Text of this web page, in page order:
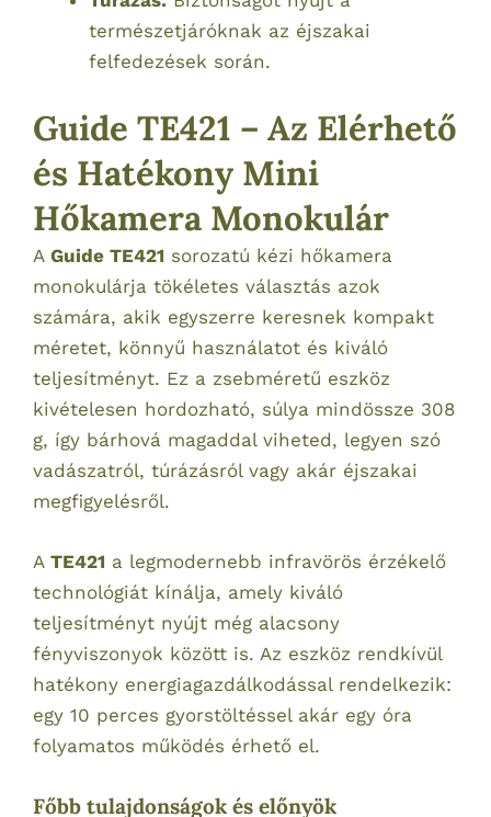
természetjáróknak az éjszakai
felfedezések során.
Guide TE421 – Az Elérhető
és Hatékony Mini
Hőkamera Monokulár
A Guide TE421 sorozatú kézi hőkamera
monokulárja tökéletes választás azok
számára, akik egyszerre keresnek kompakt
méretet, könnyű használatot és kiváló
teljesítményt. Ez a zsebméretű eszköz
kivételesen hordozható, súlya mindössze 308
g, így bárhová magaddal viheted, legyen szó
vadászatról, túrázásról vagy akár éjszakai
megfigyelésről.
A TE421 a legmodernebb infravörös érzékelő
technológiát kínálja, amely kiváló
teljesítményt nyújt még alacsony
fényviszonyok között is. Az eszköz rendkívül
hatékony energiagazdálkodással rendelkezik:
egy 10 perces gyorstöltéssel akár egy óra
folyamatos működés érhető el.
Főbb tulajdonságok és előnyök